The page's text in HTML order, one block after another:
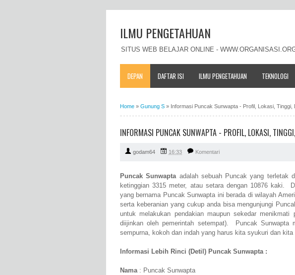
ILMU PENGETAHUAN
SITUS WEB BELAJAR ONLINE -
DEPAN DAFTAR ISI ILMU PENGETAHUAN TEKNOLOGI
Home » Gunung S » Informasi Puncak Sunwapta - Profil, Lokasi, Tinggi,
INFORMASI PUNCAK SUNWAPTA - PROFIL, LOKASI,
godam64 16:33 Komentari
Puncak Sunwaptaadalah sebuah Puncak yang terletak
ketinggian 3315 meter, atau setara dengan 10876 kaki.
yang bernama Puncak Sunwapta ini berada di wilayah
serta keberanian yang cukup anda bisa mengunjungi
untuk melakukan pendakian maupun sekedar menikmati
diijinkan oleh pemerintah setempat). Puncak Sunwapta
sempurna, kokoh dan indah yang harus kita syukuri dan kita
Informasi Lebih Rinci (Detil) Puncak Sunwapta :
Nama: Puncak Sunwapta